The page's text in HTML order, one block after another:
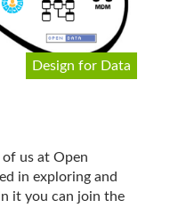
Design for Data
us at Open
in exploring and
it you can join the